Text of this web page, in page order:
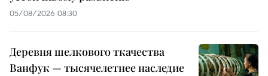
05/08/2026 08:30
Деревня шелкового ткачества
Ванфук — тысячелетнее наследие